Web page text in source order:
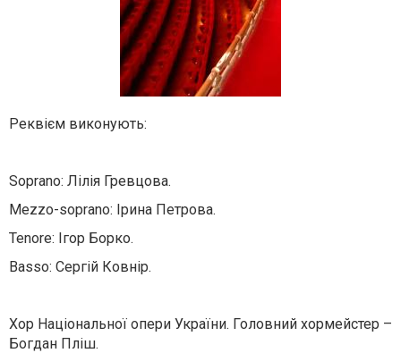
Реквієм виконують:
Soprano: Лілія Гревцова.
Mezzo-soprano: Ірина Петрова.
Tenore: Ігор Борко.
Basso: Сергій Ковнір.
Хор Національної опери України. Головний хормейстер –
Богдан Пліш.